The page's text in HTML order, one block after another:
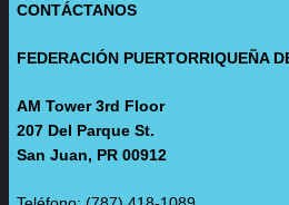
CONTÁCTANOS
FEDERACIÓN PUERTORRIQUEÑA
AM Tower 3rd Floor
207 Del Parque St.
San Juan, PR 00912